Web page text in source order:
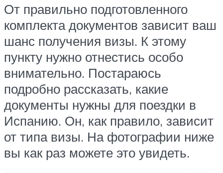
От правильно подготовленного
комплекта документов зависит ваш
шанс получения визы. К этому
пункту нужно отнестись особо
внимательно. Постараюсь
подробно рассказать, какие
документы нужны для поездки в
Испанию. Он, как правило, зависит
от типа визы. На фотографии ниже
вы как раз можете это увидеть.